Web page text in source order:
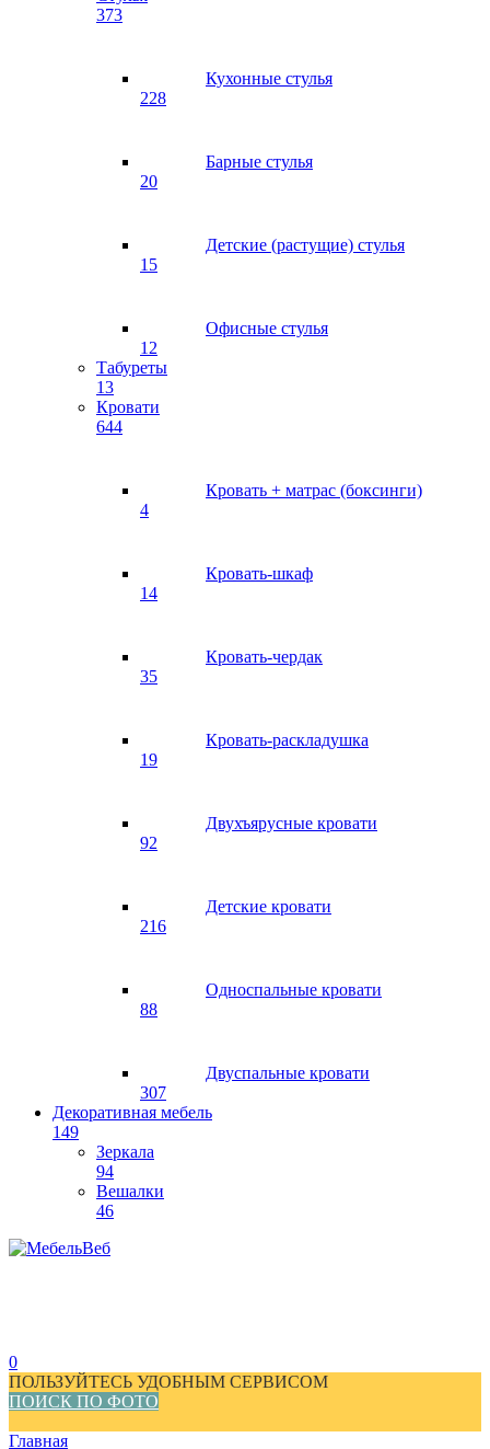
373
Кухонные стулья
228
Барные стулья
20
Детские (растущие) стулья
15
Офисные стулья
12
Табуреты
13
Кровати
644
Кровать + матрас (боксинги)
4
Кровать-шкаф
14
Кровать-чердак
35
Кровать-раскладушка
19
Двухъярусные кровати
92
Детские кровати
216
Односпальные кровати
88
Двуспальные кровати
307
Декоративная мебель
149
Зеркала
94
Вешалки
46
0
ПОЛЬЗУЙТЕСЬ УДОБНЫМ СЕРВИСОМ
ПОИСК ПО ФОТО
Главная